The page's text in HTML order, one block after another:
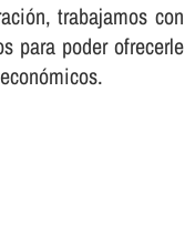
trabajamos con
para poder ofrecerle